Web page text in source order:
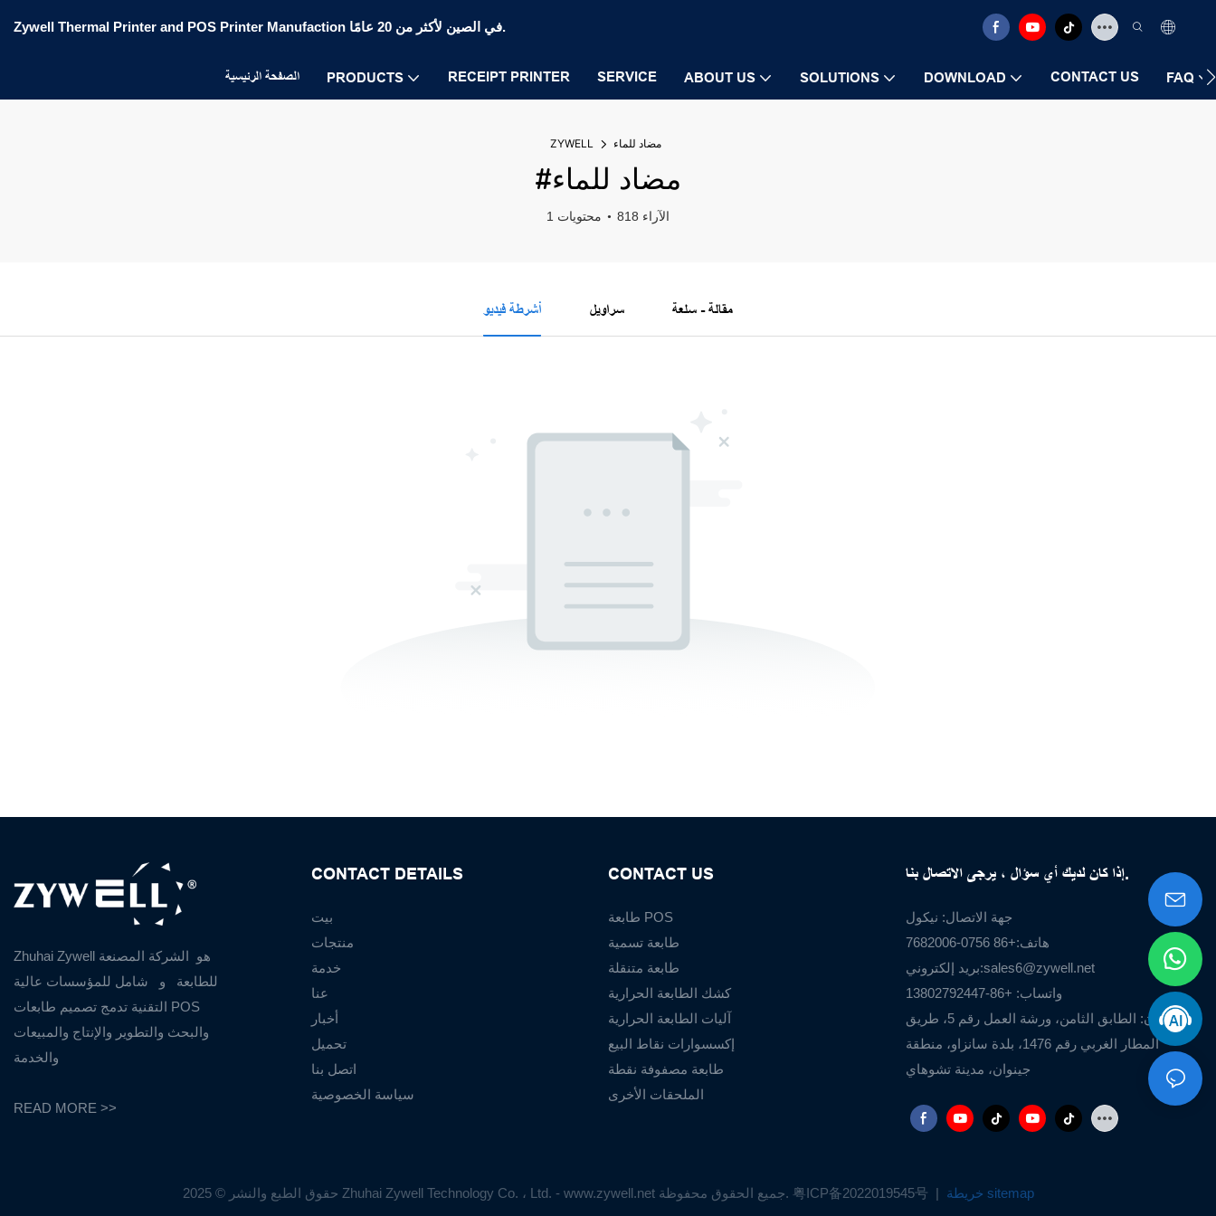
Zywell Thermal Printer and POS Printer Manufaction في الصين لأكثر من 20 عامًا.
الصفحة الرئيسية PRODUCTS RECEIPT PRINTER SERVICE ABOUT US SOLUTIONS DOWNLOAD CONTACT US FAQ
ZYWELL مضاد للماء
#مضاد للماء
1 محتويات 818 الآراء
أشرطة فيديو سراويل مقالة - سلعة
Zhuhai Zywell هو الشركة المصنعة
للطابعة
و
شامل للمؤسسات عالية
التقنية تدمج تصميم طابعات POS
والبحث والتطوير والإنتاج والمبيعات
READ MORE >>
CONTACT DETAILS
بيت
منتجات
خدمة
عنا
أخبار
تحميل
اتصل بنا
سياسة الخصوصية
CONTACT US
طابعة POS
طابعة تسمية
طابعة متنقلة
كشك الطابعة الحرارية
آليات الطابعة الحرارية
إكسسوارات نقاط البيع
طابعة مصفوفة نقطة
الملحقات الأخرى
إذا كان لديك أي سؤال ، يرجى الاتصال بنا.
جهة الاتصال: نيكول
هاتف:+86 0756-7682006
بريد إلكتروني:sales6@zywell.net
واتساب: +86-13802792447
العنوان: الطابق الثامن، ورشة العمل رقم 5، طريق
المطار الغربي رقم 1476، بلدة سانزاو، منطقة
جينوان، مدينة تشوهاي
حقوق الطبع والنشر © 2025 Zhuhai Zywell Technology Co. ، Ltd. - www.zywell.net جميع الحقوق محفوظة. 粤ICP备2022019545号 | خريطة sitemap